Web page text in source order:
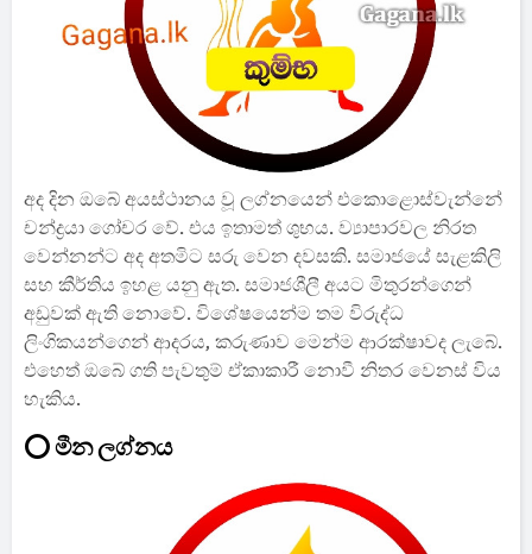
අද දින ඔබේ අයස්ථානය වූ ලග්නයෙන් එකොළොස්වැන්නේ
චන්ද්‍රයා ගෝචර වේ. එය ඉතාමත් ශුභය. ව්‍යාපාරවල නිරත
වෙන්නන්ට අද අතමිට සරු වෙන දවසකි. සමාජයේ සැළකිලි
සහ කීර්තිය ඉහළ යනු ඇත. සමාජශීලී අයට මිතුරන්ගෙන්
අඩුවක් ඇති නොවේ. විශේෂයෙන්ම තම විරුද්ධ
ලිංගිකයන්ගෙන් ආදරය, කරුණාව මෙන්ම ආරක්ෂාවද ලැබේ.
එහෙත් ඔබේ ගති පැවතුම් ඒකාකාරී නොවී නිතර වෙනස් විය
හැකිය.
⭕ මීන ලග්නය